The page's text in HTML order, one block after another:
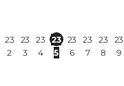
23
2
23
3
23
4
23
5
23
6
23
7
23
8
23
9